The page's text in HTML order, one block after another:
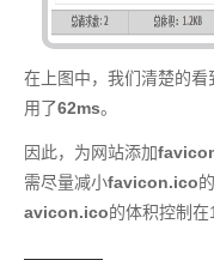
在上图中，我们清楚的看
用了62ms。
因此，为网站添加
需尽量减小favicon.ico
avicon.ico的体积控制在